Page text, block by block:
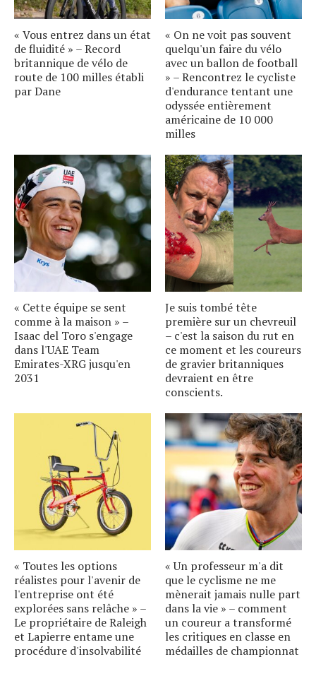
« Vous entrez dans un état
de fluidité » – Record
britannique de vélo de
route de 100 milles établi
par Dane
« On ne voit pas souvent
quelqu'un faire du vélo
avec un ballon de football
» – Rencontrez le cycliste
d'endurance tentant une
odyssée entièrement
américaine de 10 000
milles
« Cette équipe se sent
comme à la maison » –
Isaac del Toro s'engage
dans l'UAE Team
Emirates-XRG jusqu'en
2031
Je suis tombé tête
première sur un chevreuil
– c'est la saison du rut en
ce moment et les coureurs
de gravier britanniques
devraient en être
conscients.
« Toutes les options
réalistes pour l'avenir de
l'entreprise ont été
explorées sans relâche » –
Le propriétaire de Raleigh
et Lapierre entame une
procédure d'insolvabilité
« Un professeur m'a dit
que le cyclisme ne me
mènerait jamais nulle part
dans la vie » – comment
un coureur a transformé
les critiques en classe en
médailles de championnat